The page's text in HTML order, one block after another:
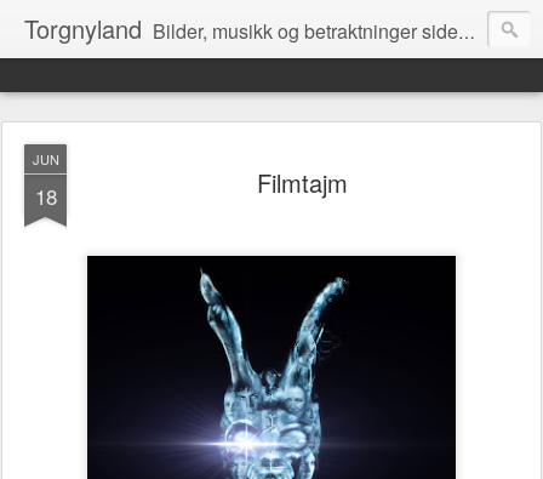
Torgnyland Bilder, musikk og betraktninger siden 2008
JUN
18 Filmtajm